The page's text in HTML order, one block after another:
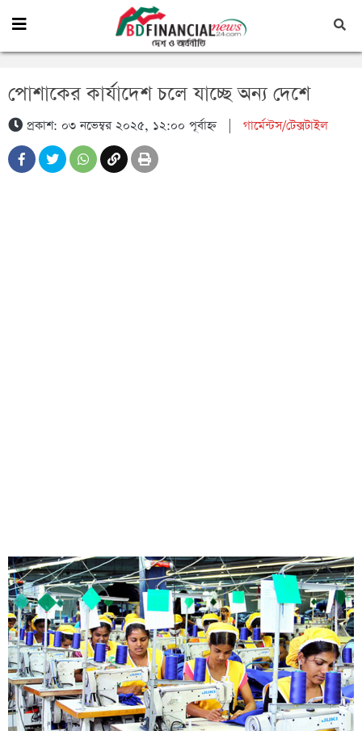
পোশাকের কার্যাদেশ চলে যাচ্ছে অন্য দেশে
প্রকাশ: ০৩ নভেম্বর ২০২৫, ১২:০০ পূর্বাহ্ন| গার্মেন্টস/টেক্সটাইল